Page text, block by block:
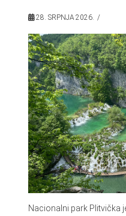
28. SRPNJA 2026.
Nacionalni park Plitvička